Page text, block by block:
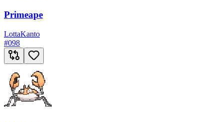
Primeape
LottaKanto
#098